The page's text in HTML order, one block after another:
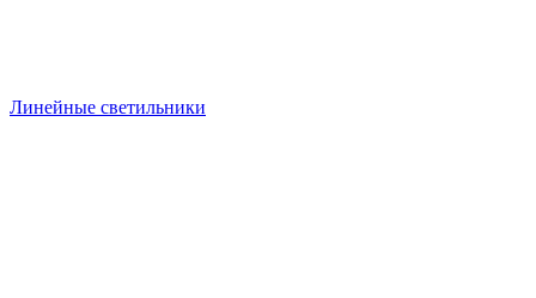
Линейные светильники